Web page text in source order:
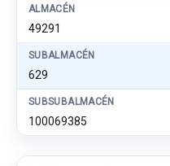
ALMACÉN
49291
SUBALMACÉN
629
SUBSUBALMACÉN
100069385